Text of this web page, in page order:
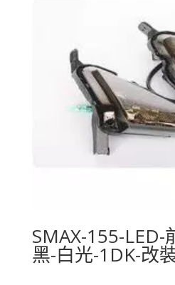
SMAX-155-LED-
黑-白光-1DK-改